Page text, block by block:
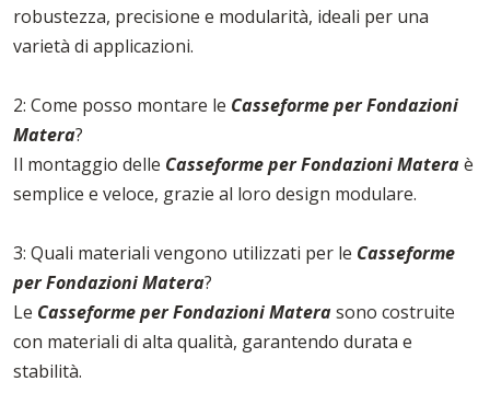
robustezza, precisione e modularità, ideali per una
varietà di applicazioni.
2: Come posso montare le Casseforme per Fondazioni
Matera?
Il montaggio delle Casseforme per Fondazioni Materaè
semplice e veloce, grazie al loro design modulare.
3: Quali materiali vengono utilizzati per le Casseforme
per Fondazioni Matera?
Le Casseforme per Fondazioni Materasono costruite
con materiali di alta qualità, garantendo durata e
stabilità.